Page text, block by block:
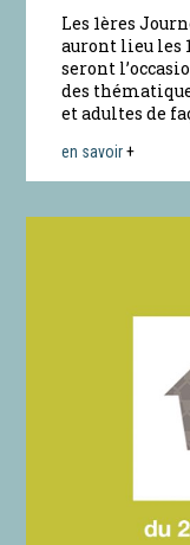
Les 1ères
auront lieu les
seront
des
et adultes de
en savoir+